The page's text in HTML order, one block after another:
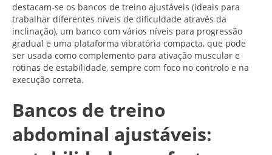
destacam-se os bancos de treino ajustáveis (ideais para
trabalhar diferentes níveis de dificuldade através da
inclinação), um banco com vários níveis para progressão
gradual e uma plataforma vibratória compacta, que pode
ser usada como complemento para ativação muscular e
rotinas de estabilidade, sempre com foco no controlo e na
execução correta.
Bancos de treino
abdominal ajustáveis: